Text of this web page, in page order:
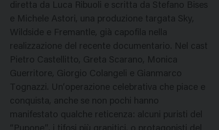
diretta da Luca Ribuoli e scritta da Stefano Bises
e Michele Astori, una produzione targata Sky,
Wildside e Fremantle, già capofila nella
realizzazione del recente documentario. Nel cast
Pietro Castellitto, Greta Scarano, Monica
Guerritore, Giorgio Colangeli e Gianmarco
Tognazzi. Un’operazione celebrativa che piace e
conquista, anche se non pochi hanno
manifestato qualche reticenza: alcuni puristi del